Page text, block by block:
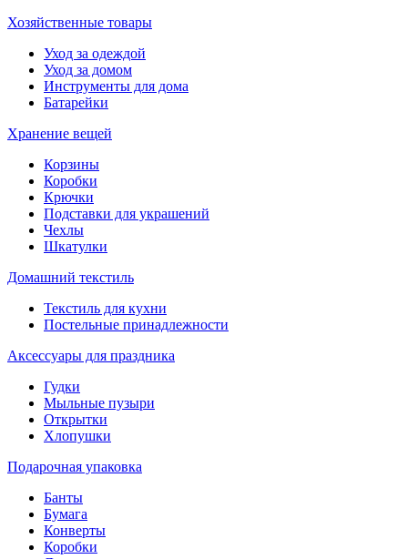
Хозяйственные товары
Уход за одеждой
Уход за домом
Инструменты для дома
Батарейки
Хранение вещей
Корзины
Коробки
Крючки
Подставки для украшений
Чехлы
Шкатулки
Домашний текстиль
Текстиль для кухни
Постельные принадлежности
Аксессуары для праздника
Гудки
Мыльные пузыри
Открытки
Хлопушки
Подарочная упаковка
Банты
Бумага
Конверты
Коробки